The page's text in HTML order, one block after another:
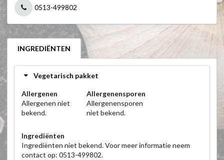
0513-499802
INGREDIËNTEN
Vegetarisch pakket
Allergenen
Allergenen niet
bekend.
Allergenensporen
Allergenensporen
niet bekend.
Ingrediënten
Ingrediënten niet bekend. Voor meer informatie neem
contact op: 0513-499802.